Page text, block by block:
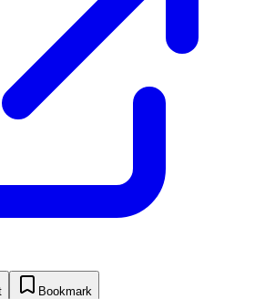
Bookmark